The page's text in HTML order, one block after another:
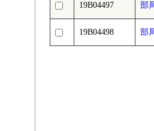
19B04497 部
19B04498 部